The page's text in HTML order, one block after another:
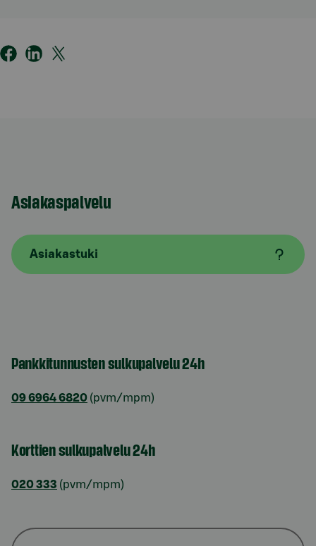
Asiakaspalvelu
Asiakastuki
Pankkitunnusten sulkupalvelu 24h
09 6964 6820 (pvm/mpm)
Korttien sulkupalvelu 24h
020 333 (pvm/mpm)